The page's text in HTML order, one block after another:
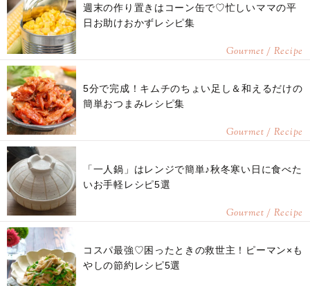
週末の作り置きはコーン缶で♡忙しいママの平
日お助けおかずレシピ集
Gourmet / Recipe
5分で完成！キムチのちょい足し＆和えるだけの
簡単おつまみレシピ集
Gourmet / Recipe
「一人鍋」はレンジで簡単♪秋冬寒い日に食べた
いお手軽レシピ5選
Gourmet / Recipe
コスパ最強♡困ったときの救世主！ピーマン×も
やしの節約レシピ5選